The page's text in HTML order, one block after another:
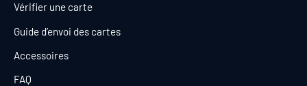
Vérifier une carte
Guide d’envoi des cartes
Accessoires
FAQ